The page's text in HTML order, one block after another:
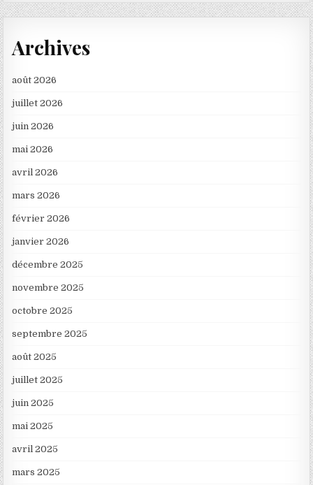
Archives
août 2026
juillet 2026
juin 2026
mai 2026
avril 2026
mars 2026
février 2026
janvier 2026
décembre 2025
novembre 2025
octobre 2025
septembre 2025
août 2025
juillet 2025
juin 2025
mai 2025
avril 2025
mars 2025